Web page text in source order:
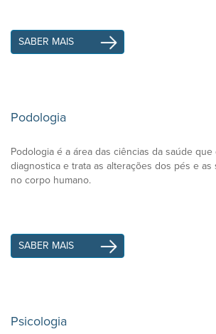
SABER MAIS
Podologia
Podologia é a área das ciências da saúde
diagnostica e trata as alterações dos pés e
no corpo humano.
SABER MAIS
Psicologia